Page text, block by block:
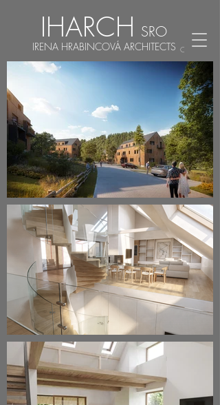
IHARCH SRO
IRENA HRABINCOVÁ ARCHITECTS CZ EN